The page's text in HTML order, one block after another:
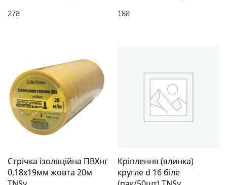
27₴ 18₴
Стрічка ізоляційна ПВХнг
0,18х19мм жовта 20м
Кріплення (ялинка)
кругле d 16 біле